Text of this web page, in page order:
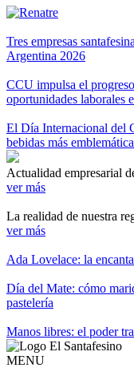
Tres empresas
Argentina 2026
CCU impulsa el
oportunidades laborales
El Día Internacional del
bebidas más
Actualidad empresarial
ver más
La realidad de nuestra
ver más
Ada Lovelace: la
Día del Mate: cómo
pastelería
Manos libres: el poder
MENU